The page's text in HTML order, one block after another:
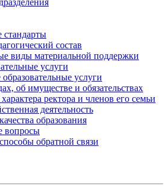
стандарты
состав
виды материальной поддержки
услуги
услуги
об имуществе и обязательствах
ректора и членов его семьи
деятельность
образования
вопросы
обратной связи